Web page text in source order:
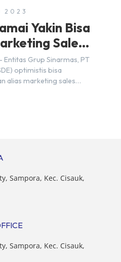
2023
Yakin Bisa
Sales
Grup Sinarmas, PT
optimistis bisa
alias marketing sales
Sampora, Kec. Cisauk,
Sampora, Kec. Cisauk,